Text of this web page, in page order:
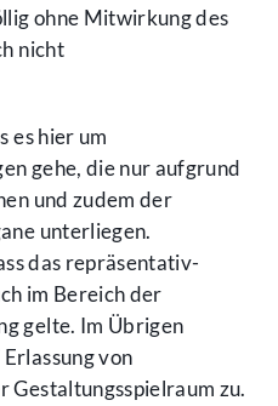
ohne Mitwirkung des
nicht
es hier um
gehe, die nur aufgrund
und zudem der
unterliegen.
das repräsentativ-
im Bereich der
gelte. Im Übrigen
von
zu.